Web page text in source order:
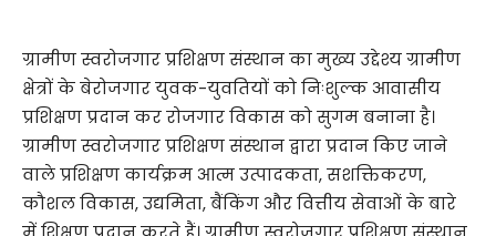
ग्रामीण स्वरोजगार प्रशिक्षण संस्थान का मुख्य उद्देश्य ग्रामीण
क्षेत्रों के बेरोजगार युवक-युवतियों को निःशुल्क आवासीय
प्रशिक्षण प्रदान कर रोजगार विकास को सुगम बनाना है।
ग्रामीण स्वरोजगार प्रशिक्षण संस्थान द्वारा प्रदान किए जाने
वाले प्रशिक्षण कार्यक्रम आत्म उत्पादकता, सशक्तिकरण,
कौशल विकास, उद्यमिता, बैंकिंग और वित्तीय सेवाओं के बारे